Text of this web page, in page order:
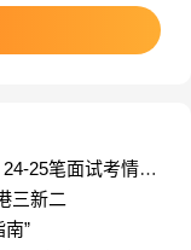
验多了1倍，所
打击”
25笔面试考情复
三新二
”